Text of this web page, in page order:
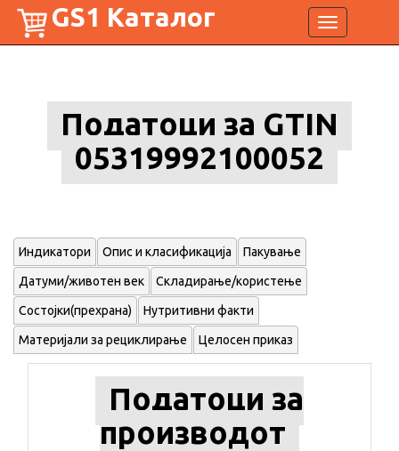
Toggle
navigation
GS1 Каталог
Податоци за GTIN
05319992100052
Индикатори Опис и класификација Пакување
Датуми/животен век Складирање/користење
Состојки(прехрана) Нутритивни факти
Материјали за рециклирање Целосен приказ
Податоци за
производот